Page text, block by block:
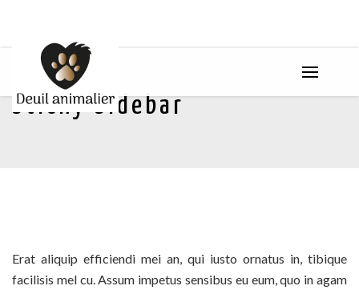
Sticky Sidebar
Erat aliquip efficiendi mei an, qui iusto ornatus in, tibique
facilisis mel cu. Assum impetus sensibus eu eum, quo in agam